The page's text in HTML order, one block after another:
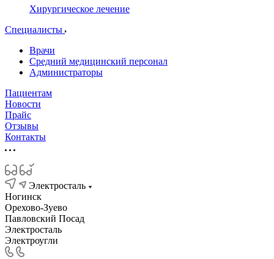
Хирургическое лечение
Специалисты
Врачи
Средний медицинский персонал
Администраторы
Пациентам
Новости
Прайс
Отзывы
Контакты
Электросталь
Ногинск
Орехово-Зуево
Павловский Посад
Электросталь
Электроугли